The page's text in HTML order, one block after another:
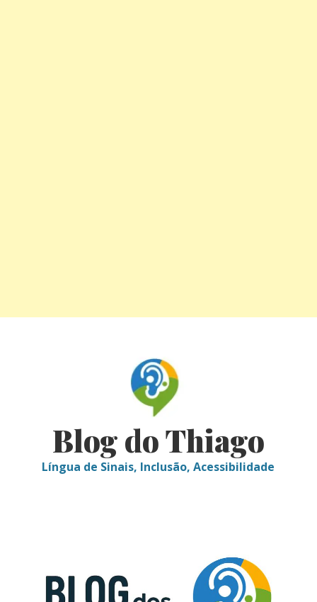
Blog do Thiago
Língua de Sinais, Inclusão, Acessibilidade